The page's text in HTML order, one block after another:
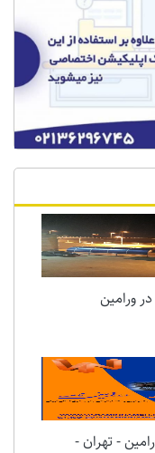
ورامین
- تهران -